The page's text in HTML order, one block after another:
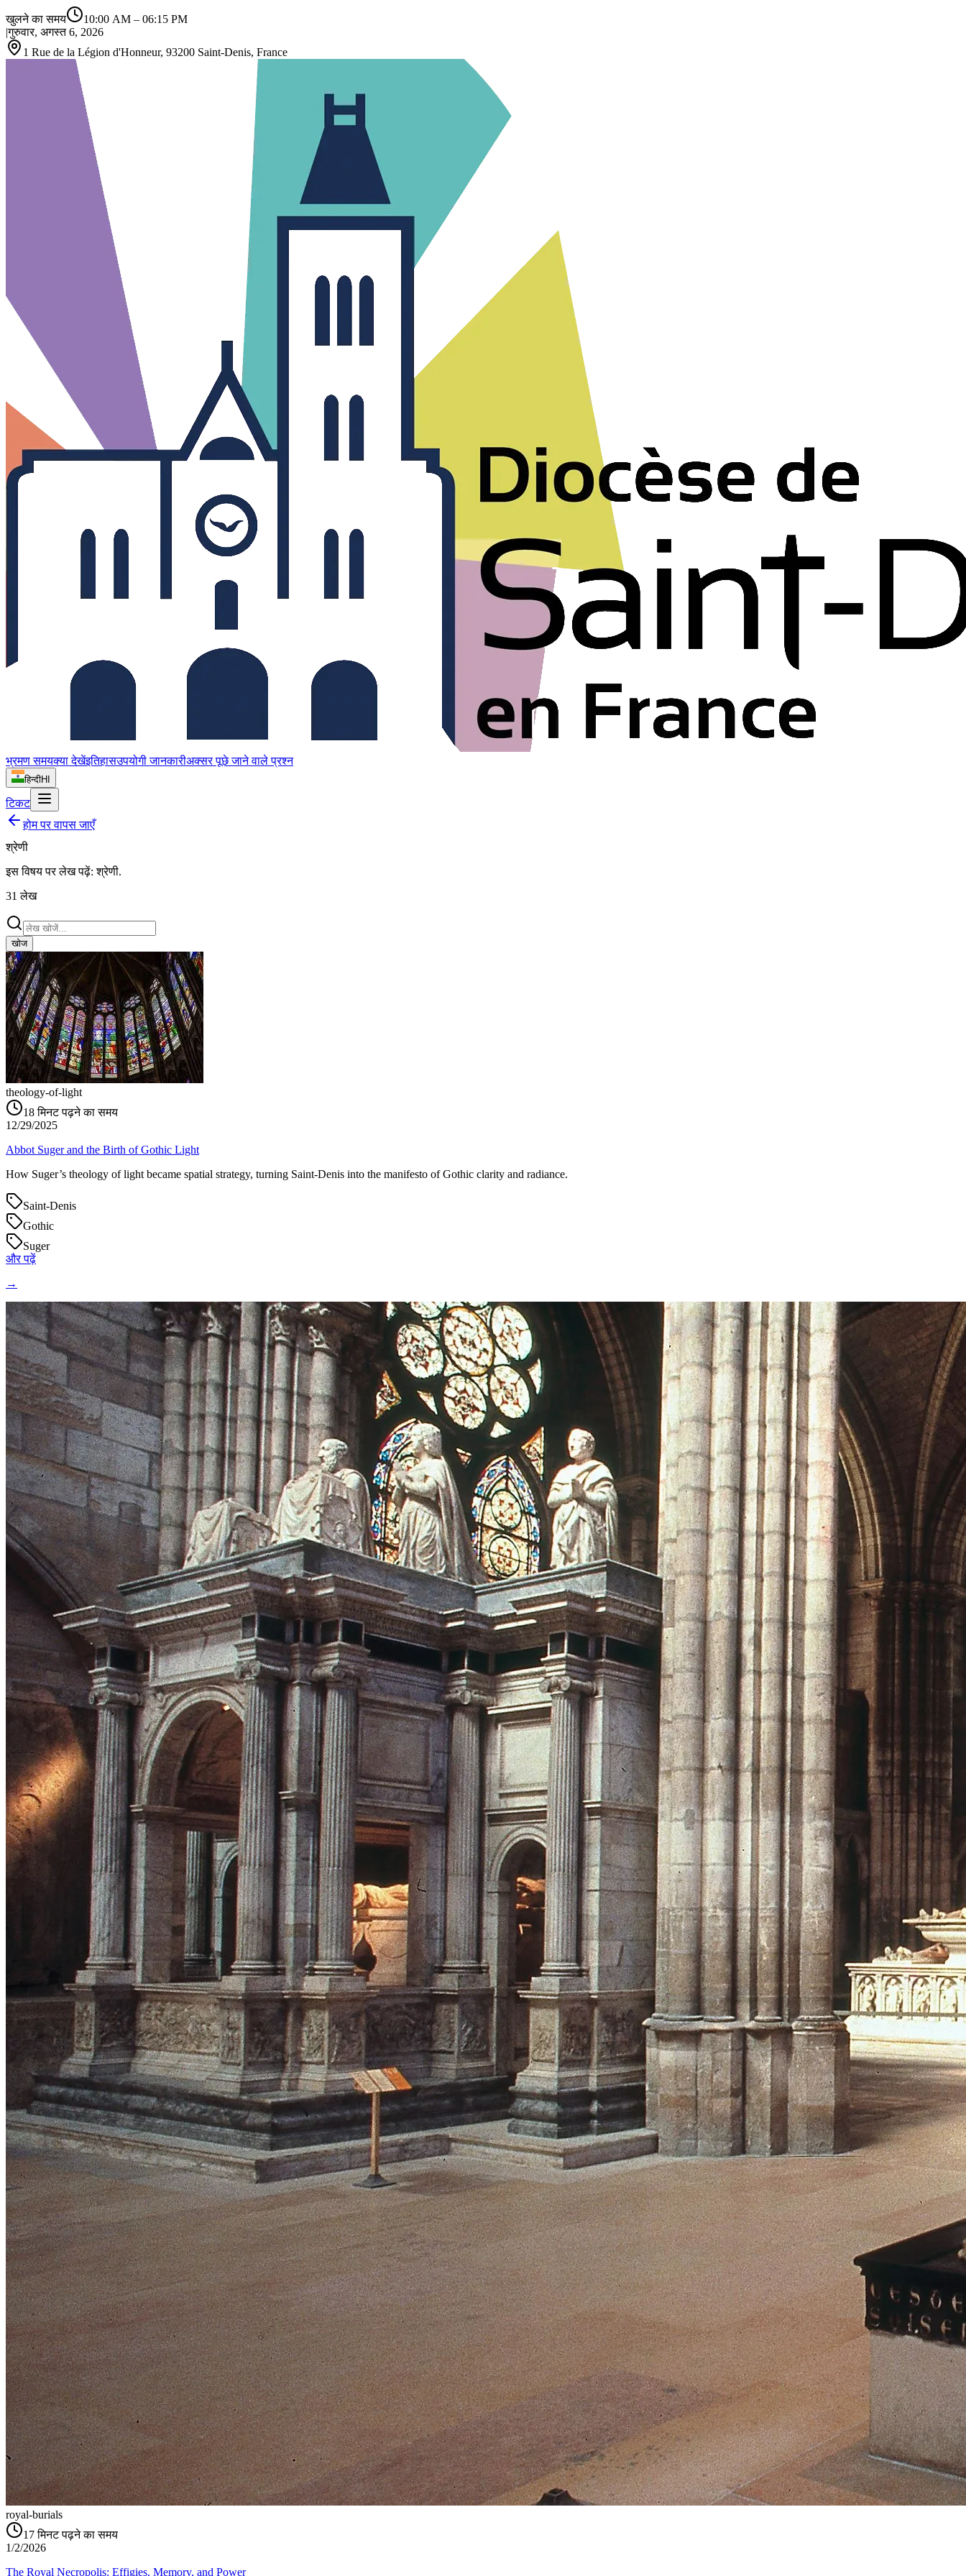
खुलने का समय 10:00 AM – 06:15 PM
|गुरुवार, अगस्त 6, 2026
1 Rue de la Légion d'Honneur, 93200 Saint‑Denis, France
भ्रमण समयक्या देखेंइतिहासउपयोगी जानकारीअक्सर पूछे जाने वाले प्रश्न
हिन्दीHI
टिकट
होम पर वापस जाएँ
श्रेणी
इस विषय पर लेख पढ़ें: श्रेणी.
31 लेख
खोज
theology-of-light
18 मिनट पढ़ने का समय
12/29/2025
Abbot Suger and the Birth of Gothic Light
How Suger’s theology of light became spatial strategy, turning Saint‑Denis into the manifesto of Gothic clarity and radiance.
Saint-Denis
Gothic
Suger
और पढ़ें
→
royal-burials
17 मिनट पढ़ने का समय
1/2/2026
The Royal Necropolis: Effigies, Memory, and Power